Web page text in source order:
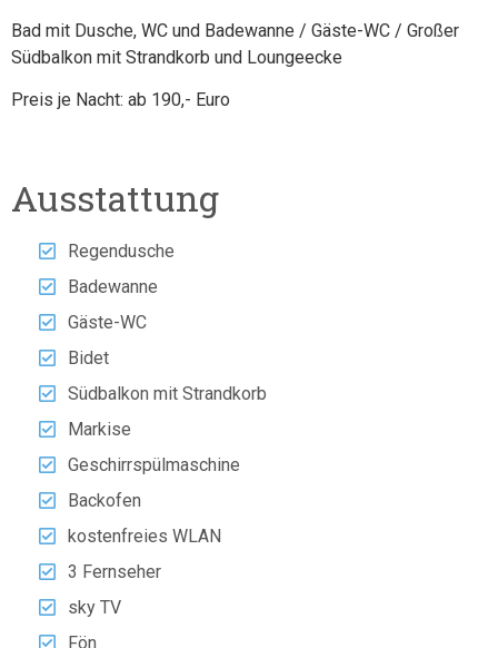
Bad mit Dusche, WC und Badewanne / Gäste-WC / Großer
Südbalkon mit Strandkorb und Loungeecke
Preis je Nacht: ab 190,- Euro
Ausstattung
Regendusche
Badewanne
Gäste-WC
Bidet
Südbalkon mit Strandkorb
Markise
Geschirrspülmaschine
Backofen
kostenfreies WLAN
3 Fernseher
sky TV
Fön